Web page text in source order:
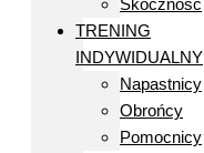
Skoczność
TRENING
INDYWIDUALNY
Napastnicy
Obrońcy
Pomocnicy